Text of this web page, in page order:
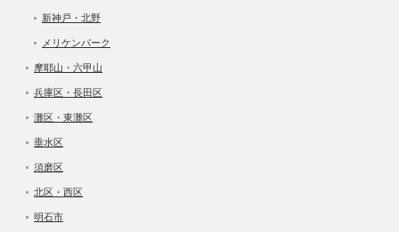
新神戸・北野
メリケンパーク
摩耶山・六甲山
兵庫区・長田区
灘区・東灘区
垂水区
須磨区
北区・西区
明石市